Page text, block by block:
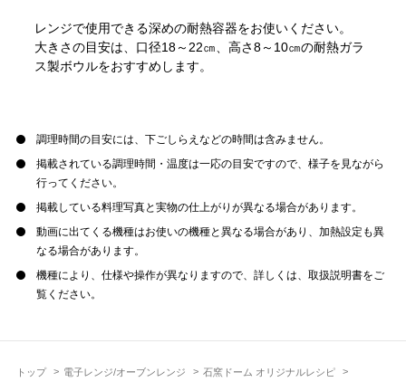
トップ 電子レンジ/オーブンレンジ 石窯ドーム オリジナルレシピ
レンジで使用できる深めの耐熱容器をお使いください。
大きさの目安は、口径18～22㎝、高さ8～10㎝の耐熱ガラ
ス製ボウルをおすすめします。
調理時間の目安には、下ごしらえなどの時間は含みません。
掲載されている調理時間・温度は一応の目安ですので、様子を見ながら
行ってください。
掲載している料理写真と実物の仕上がりが異なる場合があります。
動画に出てくる機種はお使いの機種と異なる場合があり、加熱設定も異
なる場合があります。
機種により、仕様や操作が異なりますので、詳しくは、取扱説明書をご
覧ください。